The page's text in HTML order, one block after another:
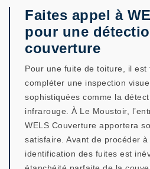
Faites appel à
pour une
couverture
Pour une fuite de toiture, il
compléter une inspection
sophistiquées comme la
infrarouge. À Le Moustoir,
WELS Couverture apportera
satisfaire. Avant de procéder
identification des fuites est